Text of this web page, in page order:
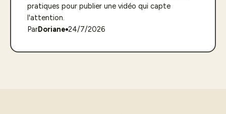
pratiques pour publier une vidéo qui capte
l'attention.
ParDoriane 24/7/2026